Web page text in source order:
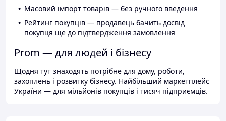
Масовий імпорт товарів — без ручного введення
Рейтинг покупців — продавець бачить досвід
покупця ще до підтвердження замовлення
Prom — для людей і бізнесу
Щодня тут знаходять потрібне для дому, роботи,
захоплень і розвитку бізнесу. Найбільший маркетплейс
України — для мільйонів покупців і тисяч підприємців.